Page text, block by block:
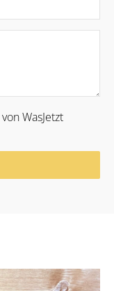
von WasJetzt